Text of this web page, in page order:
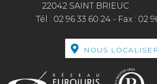
22042 SAINT BRIEUC
Tél : 02 96 33 60 24 - Fax : 02
NOUS